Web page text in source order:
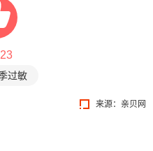
过敏
来源： 亲贝网